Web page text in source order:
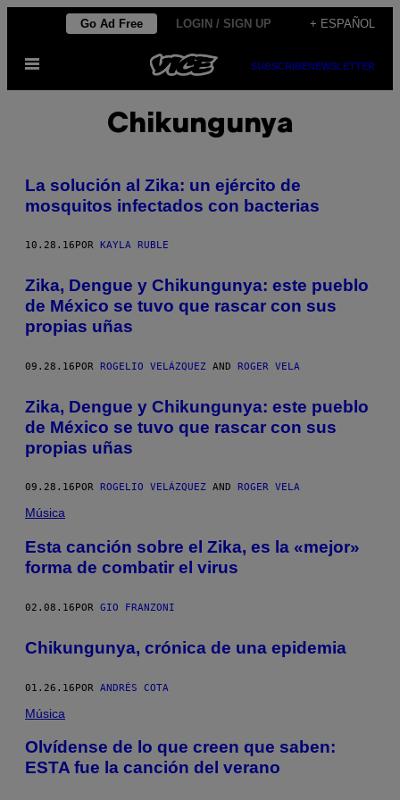
contenido
Go Ad Free LOGIN / SIGN UP + ESPAÑOL
Abrir
SUBSCRIBENEWSLETTER
Chikungunya
La solución al Zika: un ejército de
mosquitos infectados con bacterias
10.28.16 POR KAYLA RUBLE
Zika, Dengue y Chikungunya: este pueblo
de México se tuvo que rascar con sus
propias uñas
09.28.16POR ROGELIO VELÁZQUEZ AND ROGER VELA
Zika, Dengue y Chikungunya: este pueblo
de México se tuvo que rascar con sus
propias uñas
09.28.16 POR ROGELIO VELÁZQUEZ AND ROGER VELA
Música
Esta canción sobre el Zika, es la «mejor»
forma de combatir el virus
02.08.16POR GIO FRANZONI
Chikungunya, crónica de una epidemia
01.26.16POR ANDRÉS COTA
Música
Olvídense de lo que creen que saben:
ESTA fue la canción del verano